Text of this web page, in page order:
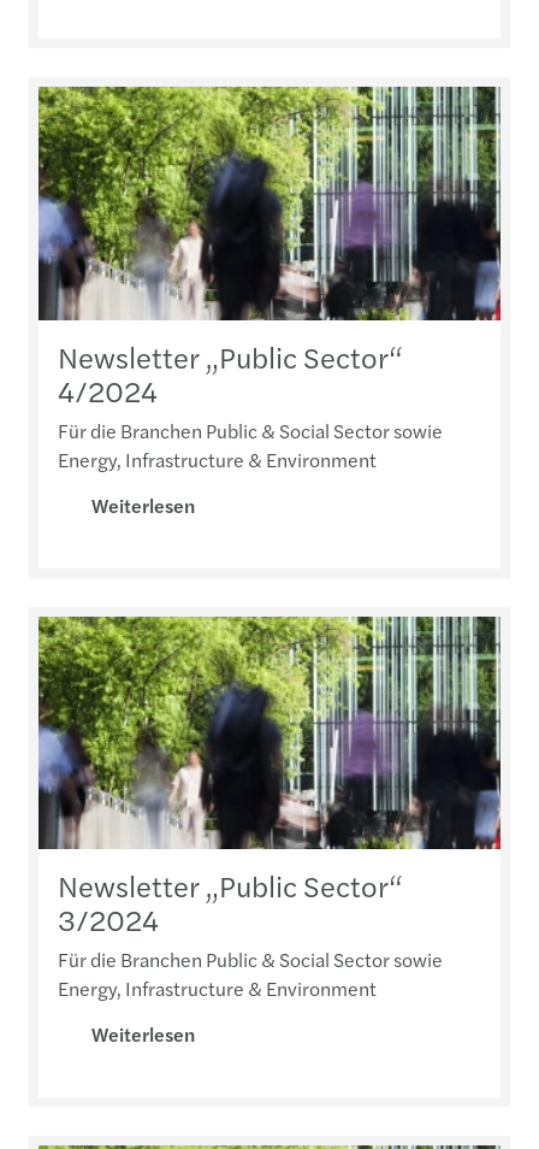
Newsletter „Public Sector“
4/2024
Für die Branchen Public & Social Sector sowie
Energy, Infrastructure & Environment
Weiterlesen
Newsletter „Public Sector“
3/2024
Für die Branchen Public & Social Sector sowie
Energy, Infrastructure & Environment
Weiterlesen